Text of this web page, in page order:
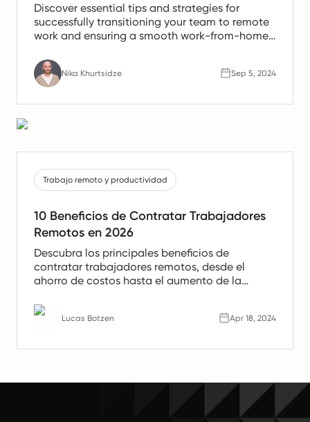
Discover essential tips and strategies for
successfully transitioning your team to remote
work and ensuring a smooth work-from-home
Nika Khurtsidze Sep 5, 2024
Trabajo remoto y productividad
10 Beneficios de Contratar Trabajadores
Remotos en 2026
Descubra los principales beneficios de
contratar trabajadores remotos, desde el
ahorro de costos hasta el aumento de la
remotos son el futuro del trabajo.
Lucas Botzen Apr 18, 2024